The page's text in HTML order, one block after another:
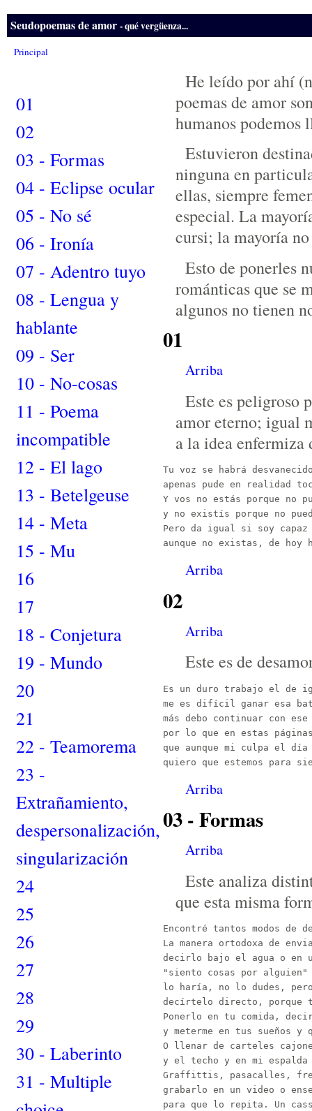
Seudopoemas de amor - qué vergüenza...
Principal
01
02
03 - Formas
04 - Eclipse ocular
05 - No sé
06 - Ironía
07 - Adentro tuyo
08 - Lengua y
hablante
09 - Ser
10 - No-cosas
11 - Poema
incompatible
12 - El lago
13 - Betelgeuse
14 - Meta
15 - Mu
16
17
18 - Conjetura
19 - Mundo
20
21
22 - Teamorema
23 -
Extrañamiento,
despersonalización,
singularización
24
25
26
27
28
29
30 - Laberinto
31 - Multiple
He leído por ahí
poemas de amor
humanos podemos
Estuvieron
ninguna en
ellas, siempre
especial. La
cursi; la mayoría
Esto de ponerles
románticas que se
algunos no tienen
01
Arriba
Este es peligroso
amor eterno; igual
a la idea enfermiza
Tu voz se habrá
apenas pude en realidad
Y vos no estás porque no
y no existís porque no
Pero da igual si soy capaz
Arriba
02
Arriba
Este es de
Es un duro trabajo el de
me es difícil ganar esa
más debo continuar con
por lo que en estas
que aunque mi culpa el
Arriba
03 - Formas
Arriba
Este analiza
que esta misma
Encontré tantos modos de
La manera ortodoxa de
decirlo bajo el agua o en
"siento cosas por alguien"
lo haría, no lo dudes, pero
decírtelo directo, porque
Ponerlo en tu comida,
y meterme en tus sueños y
O llenar de carteles
y el techo y en mi
Graffittis, pasacalles,
grabarlo en un video o
para que lo repita. Un